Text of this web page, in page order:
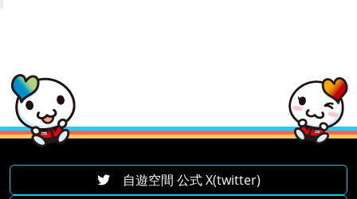
自遊空間 公式 X(twitter)